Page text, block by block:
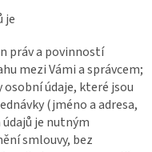
je
práv a povinností
mezi Vámi a správcem;
osobní údaje, které jsou
(jméno a adresa,
je nutným
smlouvy, bez